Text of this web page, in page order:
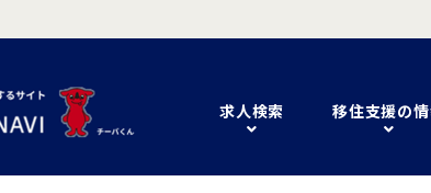
求人検索 移住支援の